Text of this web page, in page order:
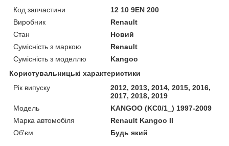
Код запчастини
12 10 9EN 200
Виробник
Renault
Стан
Новий
Сумісність з маркою
Renault
Сумісність з моделлю
Kangoo
Користувальницькі характеристики
Рік випуску
2012, 2013, 2014, 2015, 2016,
2017, 2018, 2019
Мoдель
KANGOO (KC0/1_) 1997-2009
Марка автомобіля
Renault Kangoo II
Об'єм
Будь який